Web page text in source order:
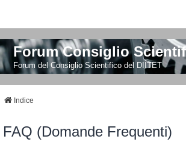
Forum Consiglio
Forum del Consiglio Scientifico del DIITET
Indice
FAQ (Domande Frequenti)